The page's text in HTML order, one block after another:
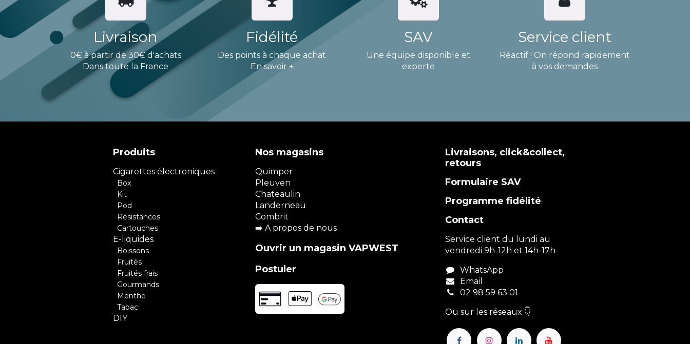
Livraison
0€ à partir de 30€ d'achats
Dans toute la France
Fidélité
Des points à chaque achat
En savoir +
SAV
Une équipe disponible et
experte
Service client
Réactif ! On répond rapidement
à vos demandes
Produits
Cigarettes électroniques
Box
Kit
Pod
Résistances
Cartouches
E-liquides
Boissons
Fruités
Fruités frais
Gourmands
Menthe
Tabac
DIY
Livraisons, click&collect,
retours
Formulaire SAV
Programme fidélité
Contact
Service client du lundi au
vendredi 9h-12h et 14h-17h
WhatsApp
Email
02 98 59 63 01
Ou sur les réseaux 👇
Nos magasins
Quimper
Pleuven
Chateaulin
Landerneau
Combrit
➡️ A propos de nous
Ouvrir un magasin VAPWEST
Postuler